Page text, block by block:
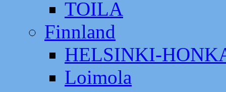
TOILA
Finnland
HELSINKI-
Loimola